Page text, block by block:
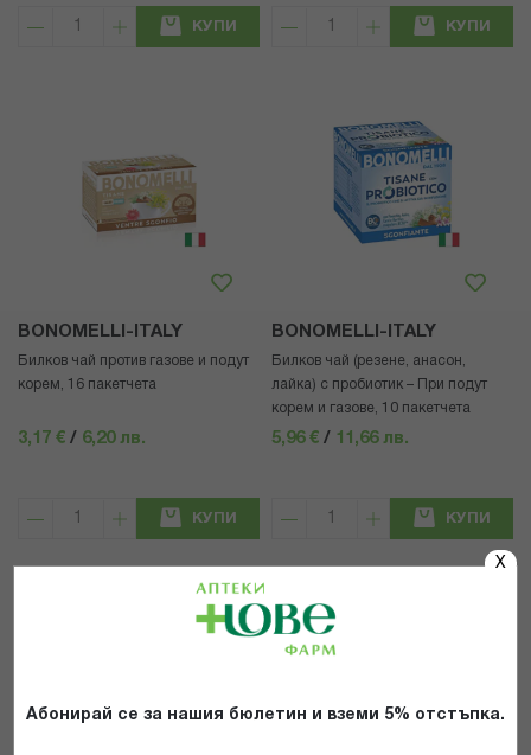
X
Абонирай се за нашия бюлетин и вземи 5% отстъпка.
КУПИ КУПИ
BONOMELLI-ITALY
Билков чай против газове и подут
корем, 16 пакетчета
3,17 € / 6,20 лв.
КУПИ
BONOMELLI-ITALY
Билков чай (резене, анасон,
лайка) с пробиотик – При подут
корем и газове, 10 пакетчета
5,96 € / 11,66 лв.
КУПИ